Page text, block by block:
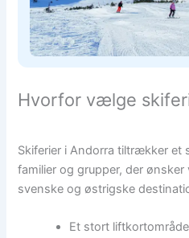
Hvorfor vælge
Skiferier i Andorra tiltrækker et
familier og grupper, der
svenske og østrigske
Et stort